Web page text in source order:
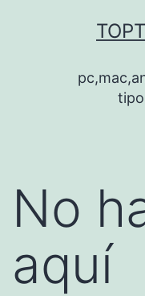
No
aquí